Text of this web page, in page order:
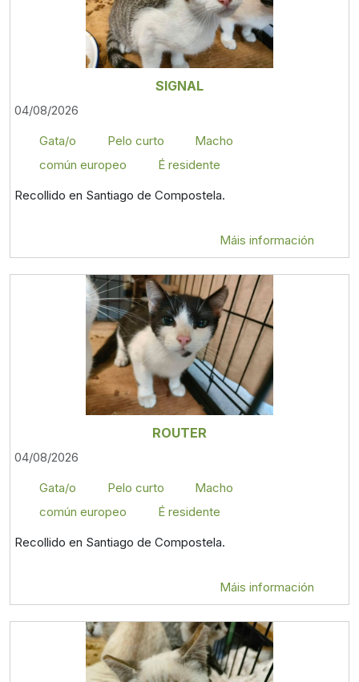
SIGNAL
04/08/2026
Gata/o
Pelo curto
Macho
común europeo
É residente
Recollido en Santiago de Compostela.
Máis información
ROUTER
04/08/2026
Gata/o
Pelo curto
Macho
común europeo
É residente
Recollido en Santiago de Compostela.
Máis información